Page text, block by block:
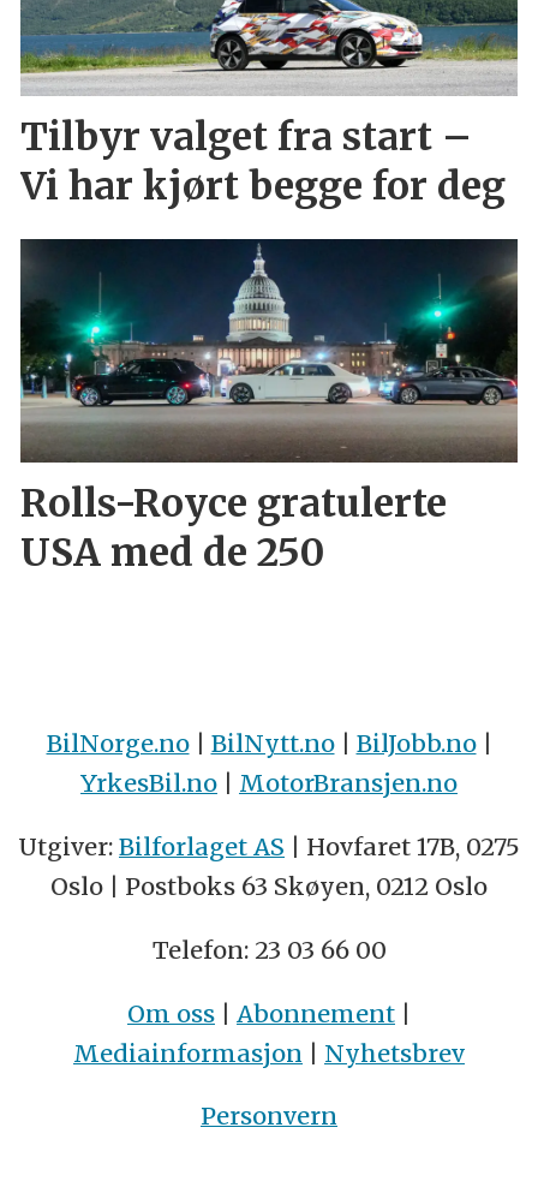
Tilbyr valget fra start –
Vi har kjørt begge for deg
Rolls-Royce gratulerte
USA med de 250
BilNorge.no| BilNytt.no| BilJobb.no|
YrkesBil.no | MotorBransjen.no
Utgiver: Bilforlaget AS | Hovfaret 17B, 0275
Oslo | Postboks 63 Skøyen, 0212 Oslo
Telefon: 23 03 66 00
Om oss | Abonnement |
Mediainformasjon | Nyhetsbrev
Personvern